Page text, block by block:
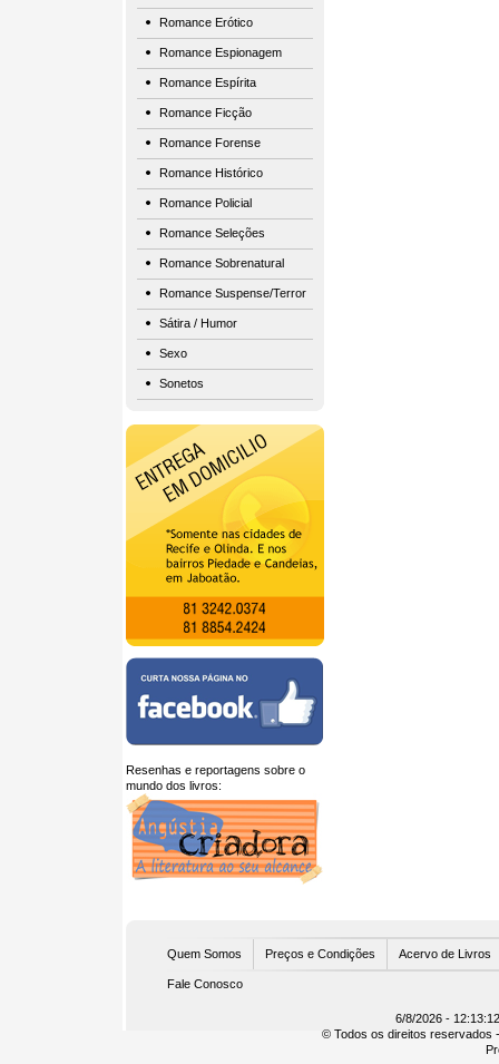
Romance Erótico
Romance Espionagem
Romance Espírita
Romance Ficção
Romance Forense
Romance Histórico
Romance Policial
Romance Seleções
Romance Sobrenatural
Romance Suspense/Terror
Sátira / Humor
Sexo
Sonetos
Resenhas e reportagens sobre o
mundo dos livros:
Quem Somos Preços e Condições Acervo de Livros
Fale Conosco
6/8/2026 -
© Todos os direitos reservados